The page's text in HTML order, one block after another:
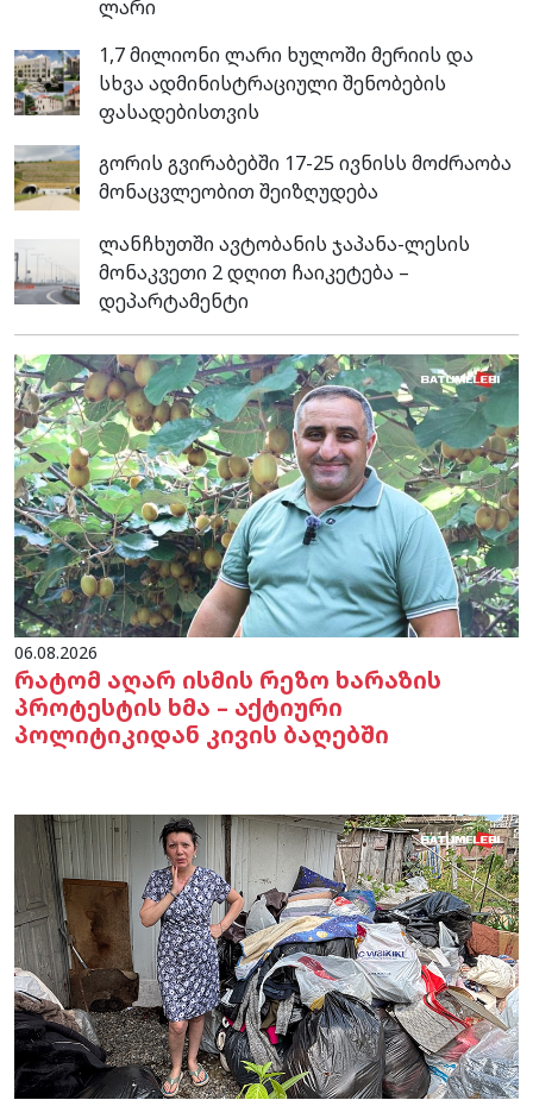
ლარი
1,7 მილიონი ლარი ხულოში მერიის და
სხვა ადმინისტრაციული შენობების
ფასადებისთვის
გორის გვირაბებში 17-25 ივნისს მოძრაობა
მონაცვლეობით შეიზღუდება
ლანჩხუთში ავტობანის ჯაპანა-ლესის
მონაკვეთი 2 დღით ჩაიკეტება –
დეპარტამენტი
06.08.2026
რატომ აღარ ისმის რეზო ხარაზის
პროტესტის ხმა – აქტიური
პოლიტიკიდან კივის ბაღებში